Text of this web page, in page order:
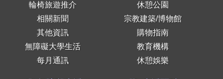
輪椅旅遊推介
相關新聞
其他資訊
無障礙大學生活
每月通訊
休憩公園
宗教建築/博物館
購物指南
教育機構
休憩娛樂